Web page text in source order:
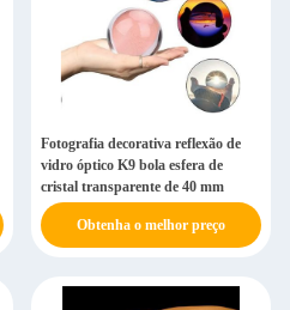
Fotografia decorativa reflexão de
vidro óptico K9 bola esfera de
cristal transparente de 40 mm
Obtenha o melhor preço